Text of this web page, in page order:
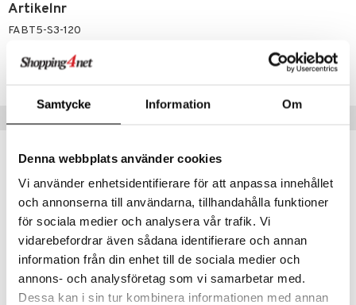
Samtycke Information Om
Denna webbplats använder cookies
Vi använder enhetsidentifierare för att anpassa innehållet
och annonserna till användarna, tillhandahålla funktioner
för sociala medier och analysera vår trafik. Vi
vidarebefordrar även sådana identifierare och annan
information från din enhet till de sociala medier och
annons- och analysföretag som vi samarbetar med.
Dessa kan i sin tur kombinera informationen med annan
Artikelnr
FABT5-S3-120
Lägsta pris senaste 30 dagarna: 169 kr